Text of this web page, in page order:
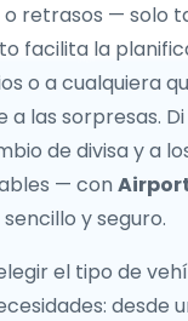
retrasos — solo
facilita la
o a cualquiera
las sorpresas. Di
de divisa y a
— con
y seguro.
el tipo de
desde